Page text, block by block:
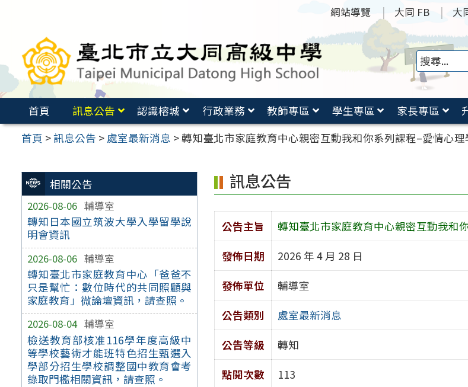
要
容
網站導覽 大同 FB 大
首頁 訊息公告 認識榕城 行政業務 教師專區 學生專區 家長專區
首頁 >訊息公告 > 處室最新消息 >轉知臺北市家庭教育中心親密互動我和你系列課程–愛情心理
相關公告
2026-08-06 輔導室
轉知日本國立筑波大學入學留學說
明會資訊
2026-08-06 輔導室
轉知臺北市家庭教育中心「爸爸不
只是幫忙：數位時代的共同照顧與
家庭教育」微論壇資訊，請查照。
2026-08-04 輔導室
檢送教育部核准116學年度高級中
等學校藝術才能班特色招生甄選入
學部分招生學校調整國中教育會考
錄取門檻相關資訊，請查照。
訊息公告
公告主旨
轉知臺北市家庭教育中心親密互動我和
發佈日期
2026 年 4 月 28 日
發佈單位
輔導室
公告類別
處室最新消息
公告等級
轉知
點閱次數
113